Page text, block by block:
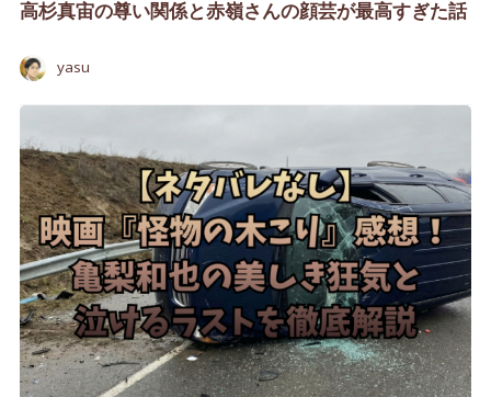
高杉真宙の尊い関係と赤嶺さんの顔芸が最高すぎた話
yasu